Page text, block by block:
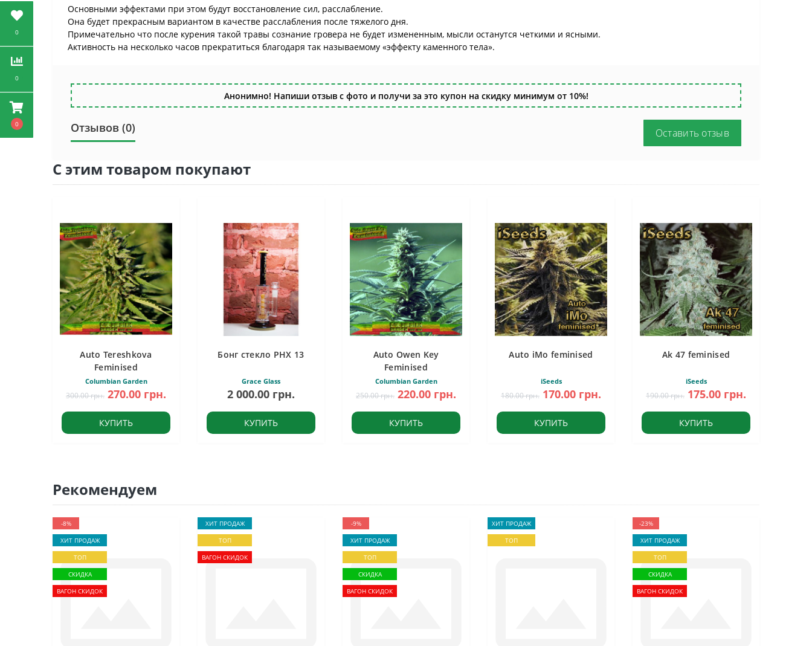
0
0
0
Основными эффектами при этом будут восстановление сил, расслабление.
Она будет прекрасным вариантом в качестве расслабления после тяжелого дня.
Примечательно что после курения такой травы сознание гровера не будет измененным, мысли останутся четкими и ясными.
Активность на несколько часов прекратиться благодаря так называемому «эффекту каменного тела».
Анонимно! Напиши отзыв с фото и получи за это купон на скидку минимум от 10%!
Отзывов (0) Оставить отзыв
С этим товаром покупают
Auto Tereshkova
Feminised
Columbian Garden
300.00 грн. 270.00 грн.
КУПИТЬ
Бонг стекло PHX 13
Grace Glass
2 000.00 грн.
КУПИТЬ
Auto Owen Key
Feminised
Columbian Garden
250.00 грн. 220.00 грн.
КУПИТЬ
Auto iMo feminised
iSeeds
180.00 грн. 170.00 грн.
КУПИТЬ
Ak 47 feminised
iSeeds
190.00 грн. 175.00 грн.
КУПИТЬ
Рекомендуем
-8%
ХИТ ПРОДАЖ
ТОП
СКИДКА
ВАГОН СКИДОК
ХИТ ПРОДАЖ
ТОП
ВАГОН СКИДОК
-9%
ХИТ ПРОДАЖ
ТОП
СКИДКА
ВАГОН СКИДОК
ХИТ ПРОДАЖ
ТОП
-23%
ХИТ ПРОДАЖ
ТОП
СКИДКА
ВАГОН СКИДОК